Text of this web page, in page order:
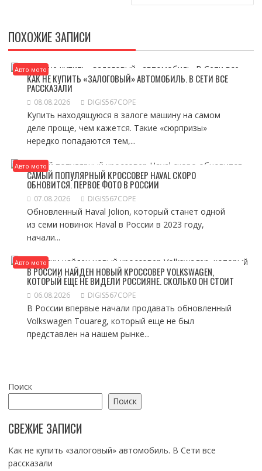
ПОХОЖИЕ ЗАПИСИ
Авто мото
КАК НЕ КУПИТЬ «ЗАЛОГОВЫЙ» АВТОМОБИЛЬ. В СЕТИ ВСЕ
РАССКАЗАЛИ
08.08.2026 DIGIS567COPE
Купить находящуюся в залоге машину на самом
деле проще, чем кажется. Такие «сюрпризы»
нередко попадаются тем,...
Авто мото
САМЫЙ ПОПУЛЯРНЫЙ КРОССОВЕР HAVAL СКОРО
ОБНОВИТСЯ. ПЕРВОЕ ФОТО В РОССИИ
07.08.2026 DIGIS567COPE
Обновленный Haval Jolion, который станет одной
из семи новинок Haval в России в 2023 году,
начали...
Авто мото
В РОССИИ НАЙДЕН НОВЫЙ КРОССОВЕР VOLKSWAGEN,
КОТОРЫЙ ЕЩЕ НЕ ВИДЕЛИ РОССИЯНЕ. СКОЛЬКО ОН СТОИТ
06.08.2026 DIGIS567COPE
В России впервые начали продавать обновленный
Volkswagen Touareg, который еще не был
представлен на нашем рынке...
Поиск
Поиск
СВЕЖИЕ ЗАПИСИ
Как не купить «залоговый» автомобиль. В Сети все
рассказали